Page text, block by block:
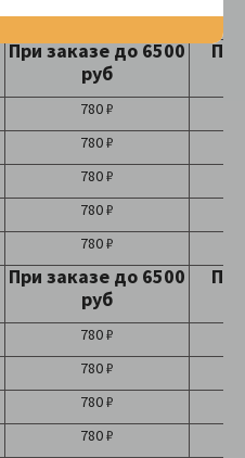
При заказе до 6500
руб
780 ₽
780 ₽
780 ₽
780 ₽
780 ₽
При заказе до 6500
руб
780 ₽
780 ₽
780 ₽
780 ₽